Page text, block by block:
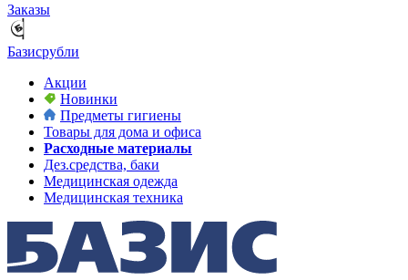
Заказы
Базисрубли
Акции
Новинки
Предметы гигиены
Товары для дома и офиса
Расходные материалы
Дез.средства, баки
Медицинская одежда
Медицинская техника